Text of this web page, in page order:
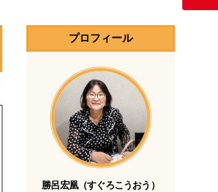
プロフィール
勝呂宏凰（すぐろこうおう）